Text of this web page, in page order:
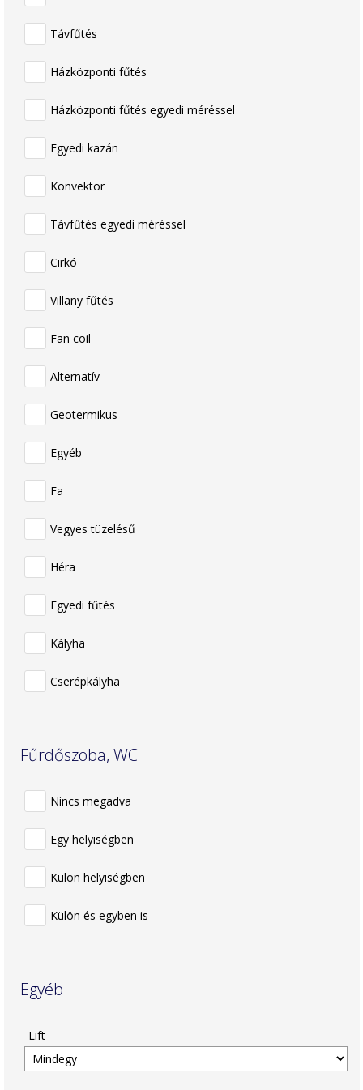
Távfűtés
Házközponti fűtés
Házközponti fűtés egyedi méréssel
Egyedi kazán
Konvektor
Távfűtés egyedi méréssel
Cirkó
Villany fűtés
Fan coil
Alternatív
Geotermikus
Egyéb
Fa
Vegyes tüzelésű
Héra
Egyedi fűtés
Kályha
Cserépkályha
Fűrdőszoba, WC
Nincs megadva
Egy helyiségben
Külön helyiségben
Külön és egyben is
Egyéb
Lift